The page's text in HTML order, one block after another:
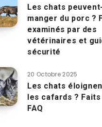
Les chats
manger du porc ?
examinés par des
vétérinaires et
sécurité
20 Octobre 2025
Les chats
les cafards ?
FAQ